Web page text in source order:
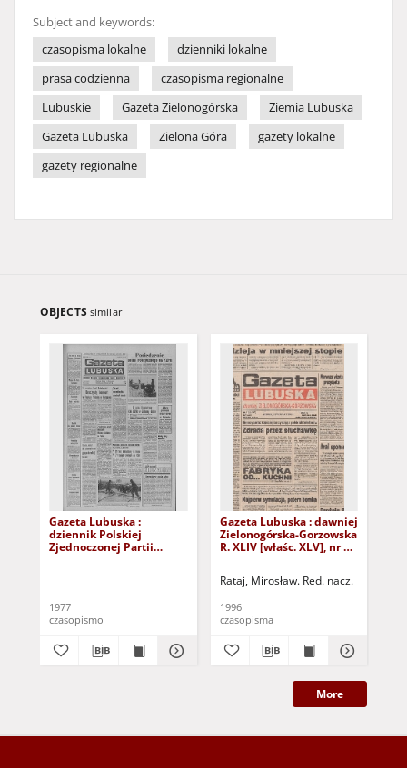
Subject and keywords:
czasopisma lokalne
dzienniki lokalne
prasa codzienna
czasopisma regionalne
Lubuskie
Gazeta Zielonogórska
Ziemia Lubuska
Gazeta Lubuska
Zielona Góra
gazety lokalne
gazety regionalne
OBJECTS similar
Gazeta Lubuska :
dziennik Polskiej
Zjednoczonej Partii
1977
czasopismo
Gazeta Lubuska : dawniej
Zielonogórska-Gorzowska
R. XLIV [właśc. XLV], nr 52
Rataj, Mirosław. Red. nacz.
1996
czasopisma
More